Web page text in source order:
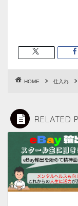
HOME 仕入れ
RELATED